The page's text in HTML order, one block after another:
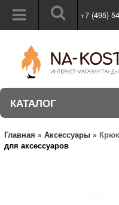
+7 (495)
КАТАЛОГ
Главная » Аксессуары »
для аксессуаров